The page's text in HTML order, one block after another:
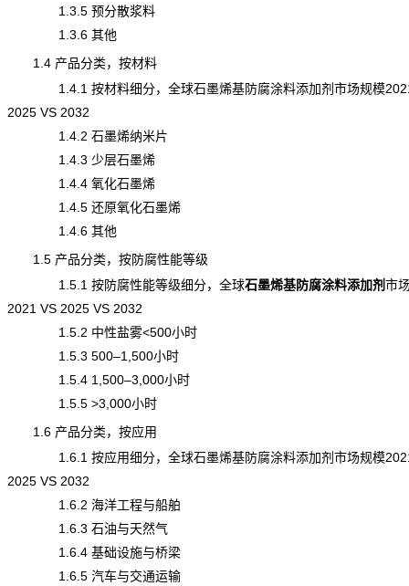
1.3.5 预分散浆料
1.3.6 其他
1.4 产品分类，按材料
1.4.1 按材料细分，全球石墨烯基防腐涂料添加剂市场规模
2025 VS 2032
1.4.2 石墨烯纳米片
1.4.3 少层石墨烯
1.4.4 氧化石墨烯
1.4.5 还原氧化石墨烯
1.4.6 其他
1.5 产品分类，按防腐性能等级
1.5.1 按防腐性能等级细分，全球石墨烯基防腐涂料添加剂市
2021 VS 2025 VS 2032
1.5.2 中性盐雾<500小时
1.5.3 500–1,500小时
1.5.4 1,500–3,000小时
1.5.5 >3,000小时
1.6 产品分类，按应用
1.6.1 按应用细分，全球石墨烯基防腐涂料添加剂市场规模
2025 VS 2032
1.6.2 海洋工程与船舶
1.6.3 石油与天然气
1.6.4 基础设施与桥梁
1.6.5 汽车与交通运输